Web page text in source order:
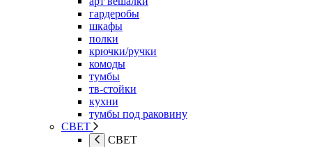
гардеробы
шкафы
полки
крючки/ручки
комоды
тумбы
тв-стойки
кухни
тумбы под раковину
СВЕТ
СВЕТ